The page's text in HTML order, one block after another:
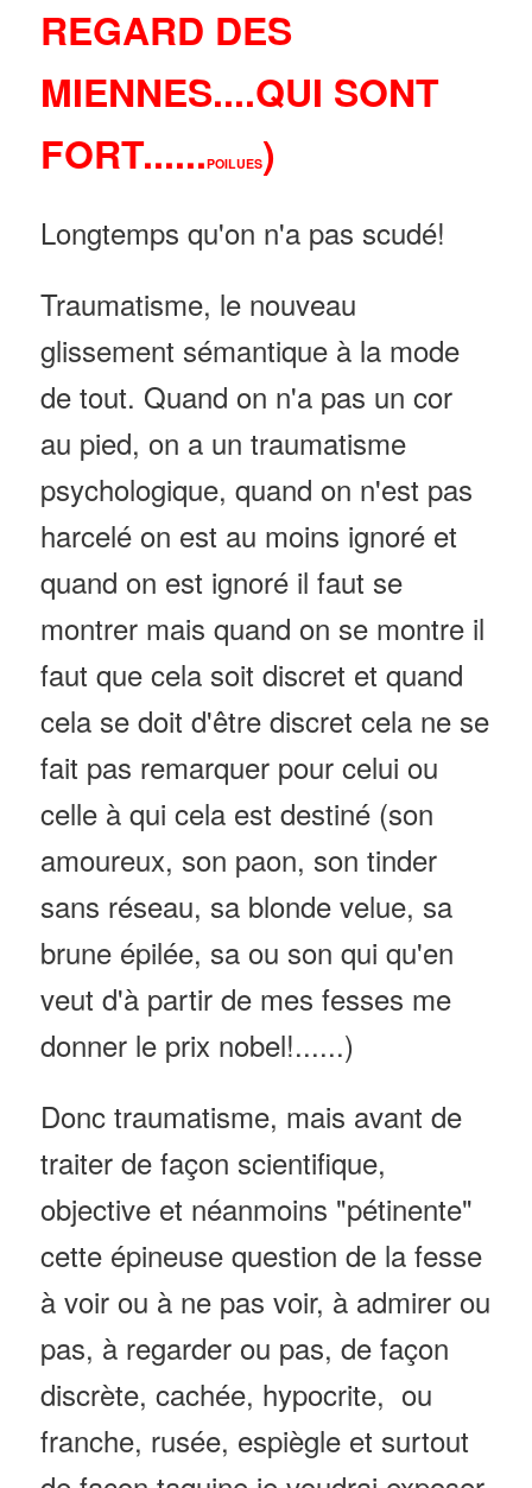
REGARD DES
MIENNES....QUI SONT
FORT......POILUES)
Longtemps qu'on n'a pas scudé!
Traumatisme, le nouveau
glissement sémantique à la mode
de tout. Quand on n'a pas un cor
au pied, on a un traumatisme
psychologique, quand on n'est pas
harcelé on est au moins ignoré et
quand on est ignoré il faut se
montrer mais quand on se montre il
faut que cela soit discret et quand
cela se doit d'être discret cela ne se
fait pas remarquer pour celui ou
celle à qui cela est destiné (son
amoureux, son paon, son tinder
sans réseau, sa blonde velue, sa
brune épilée, sa ou son qui qu'en
veut d'à partir de mes fesses me
donner le prix nobel!......)
Donc traumatisme, mais avant de
traiter de façon scientifique,
objective et néanmoins "pétinente"
cette épineuse question de la fesse
à voir ou à ne pas voir, à admirer ou
pas, à regarder ou pas, de façon
discrète, cachée, hypocrite, ou
franche, rusée, espiègle et surtout